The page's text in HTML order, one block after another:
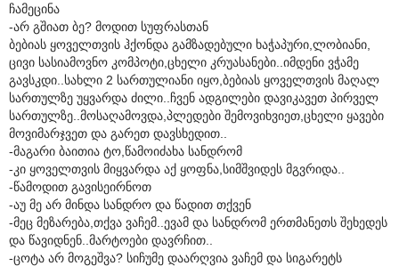
ჩამეცინა
-არ გშიათ ბე? მოდით სუფრასთან
ბებიას ყოველთვის ჰქონდა გამზადებული ხაჭაპური,ლობიანი,
ცივი სასიამოვნო კომპოტი,ცხელი კრუასანები..იმდენი ვჭამე
გავსკდი..სახლი 2 სართულიანი იყო,ბებიას ყოველთვის მაღალ
სართულზე უყვარდა ძილი..ჩვენ ადგილები დავიკავეთ პირველ
სართულზე..მოსაღამოვდა,პლედები შემოვიხვიეთ,ცხელი ყავები
მოვიმარჯვეთ და გარეთ დავსხედით..
-მაგარი ბაითია ტო,წამოიძახა სანდრომ
-კი ყოველთვის მიყვარდა აქ ყოფნა,სიმშვიდეს მგვრიდა..
-წამოდით გავისეირნოთ
-აუ მე არ მინდა სანდრო და წადით თქვენ
-მეც მეზარება,თქვა ვაჩემ..ევამ და სანდრომ ერთმანეთს შეხედეს
და წავიდნენ..მარტოები დავრჩით..
-ცოტა არ მოგეშვა? სიჩუმე დაარღვია ვაჩემ და სიგარეტს